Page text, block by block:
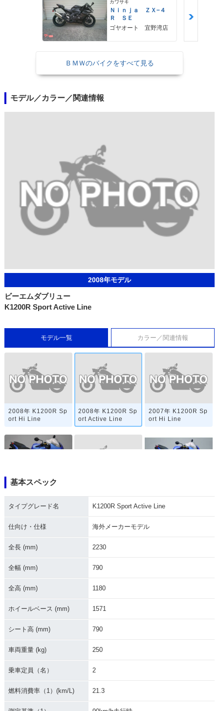
カワサキ
Ｎｉｎｊａ ＺＸ−４
Ｒ ＳＥ
ゴヤオート 宜野湾店
ＢＭＷのバイクをすべて見る
モデル／カラー／関連情報
2008年モデル
ビーエムダブリュー
K1200R Sport Active Line
モデル一覧 カラー／関連情報
2008年 K1200R Sp
ort Hi Line
2008年 K1200R Sp
ort Active Line
2007年 K1200R Sp
ort Hi Line
登場
基本スペック
タイプグレード名 K1200R Sport Active Line
仕向け・仕様 海外メーカーモデル
全長 (mm) 2230
全幅 (mm) 790
全高 (mm) 1180
ホイールベース (mm) 1571
シート高 (mm) 790
車両重量 (kg) 250
乗車定員（名） 2
燃料消費率（1）(km/L) 21.3